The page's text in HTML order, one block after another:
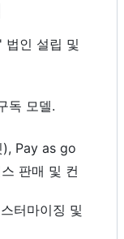
인 설립 및
독 모델.
Pay as go
판매 및 컨
터마이징 및